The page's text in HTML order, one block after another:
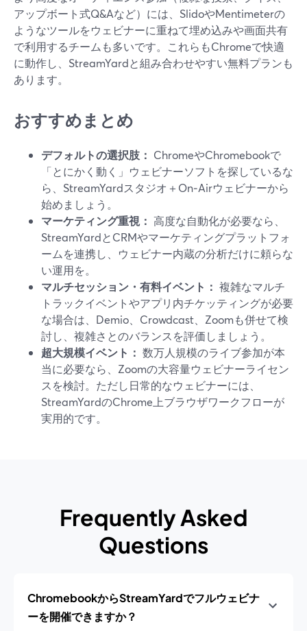
アップボート式Q&Aなど）には、SlidoやMentimeterの
ようなツールをウェビナーに重ねて埋め込みや画面共有
で利用するチームも多いです。これらもChromeで快適
に動作し、StreamYardと組み合わせやすい無料プランも
あります。
おすすめまとめ
デフォルトの選択肢： ChromeやChromebookで
「とにかく動く」ウェビナーソフトを探しているな
ら、StreamYardスタジオ＋On‑Airウェビナーから
始めましょう。
マーケティング重視： 高度な自動化が必要なら、
StreamYardとCRMやマーケティングプラットフォ
ームを連携し、ウェビナー内蔵の分析だけに頼らな
い運用を。
マルチセッション・有料イベント： 複雑なマルチ
トラックイベントやアプリ内チケッティングが必要
な場合は、Demio、Crowdcast、Zoomも併せて検
討し、複雑さとのバランスを評価しましょう。
超大規模イベント： 数万人規模のライブ参加が本
当に必要なら、Zoomの大容量ウェビナーライセン
スを検討。ただし日常的なウェビナーには、
StreamYardのChrome上ブラウザワークフローが
実用的です。
Frequently Asked
Questions
ChromebookからStreamYardでフルウェビナ
ーを開催できますか？